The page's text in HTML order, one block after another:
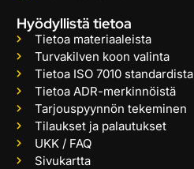
Hyödyllistä tietoa
Tietoa materiaaleista
Turvakilven koon valinta
Tietoa ISO 7010 standardista
Tietoa ADR-merkinnöistä
Tarjouspyynnön tekeminen
Tilaukset ja palautukset
UKK / FAQ
Sivukartta